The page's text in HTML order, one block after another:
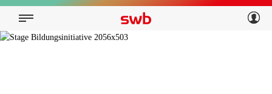
Privatkunden
Geschäftskunden